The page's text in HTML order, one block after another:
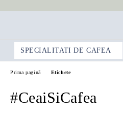
SPECIALITATI DE CAFEA
Prima pagină Etichete
#CeaiSiCafea